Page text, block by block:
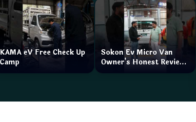
KAMA eV Free Check Up
Camp
Sokon Ev Micro Van
Owner's Honest Review
How is the service?